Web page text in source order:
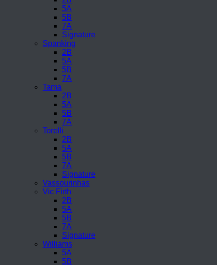
5A
5B
7A
Signature
Spanking
2B
5A
5B
7A
Tama
2B
5A
5B
7A
Torelli
2B
5A
5B
7A
Signature
Vassourinhas
Vic Firth
2B
5A
5B
7A
Signature
Williams
5A
5B